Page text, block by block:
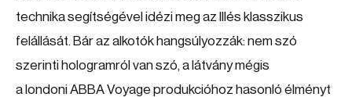
technika segítségével idézi meg az Illés klasszikus
felállását. Bár az alkotók hangsúlyozzák: nem szó
szerinti hologramról van szó, a látvány mégis
a londoni ABBA Voyage produkcióhoz hasonló élményt